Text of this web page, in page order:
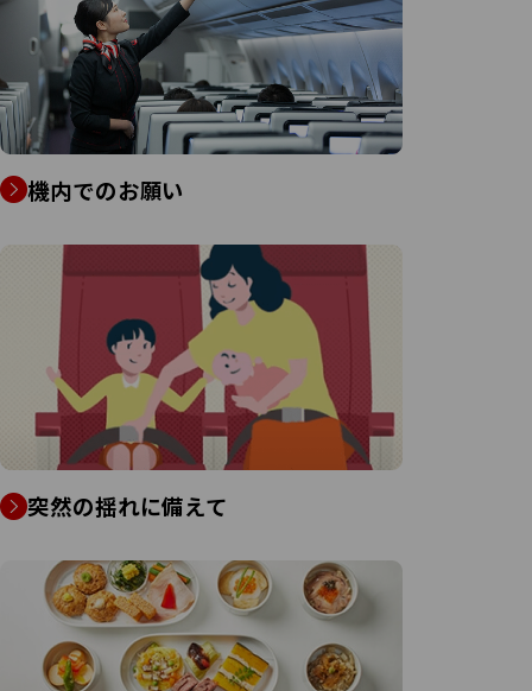
機内でのお願い
突然の揺れに備えて